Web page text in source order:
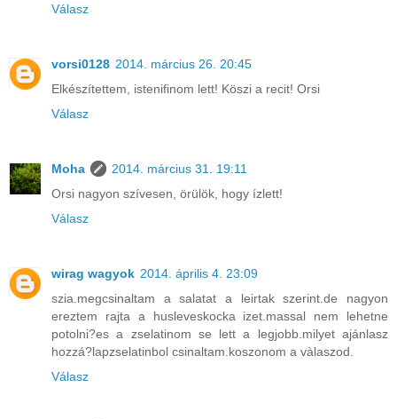
Válasz
vorsi0128 2014. március 26. 20:45
Elkészítettem, istenifinom lett! Köszi a recit! Orsi
Válasz
Moha
2014. március 31. 19:11
Orsi nagyon szívesen, örülök, hogy ízlett!
Válasz
wirag wagyok 2014. április 4. 23:09
szia.megcsinaltam a salatat a leirtak szerint.de nagyon
ereztem rajta a husleveskocka izet.massal nem lehetne
potolni?es a zselatinom se lett a legjobb.milyet ajánlasz
hozzá?lapzselatinbol csinaltam.koszonom a vàlaszod.
Válasz